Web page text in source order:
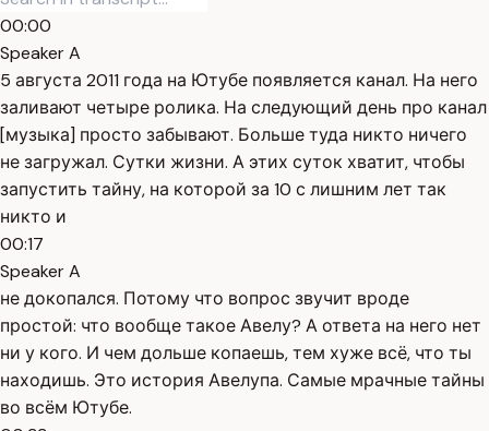
00:00
Speaker A
5 августа 2011 года на Ютубе появляется канал. На него
заливают четыре ролика. На следующий день про канал
[музыка] просто забывают. Больше туда никто ничего
не загружал. Сутки жизни. А этих суток хватит, чтобы
запустить тайну, на которой за 10 с лишним лет так
никто и
00:17
Speaker A
не докопался. Потому что вопрос звучит вроде
простой: что вообще такое Авелу? А ответа на него нет
ни у кого. И чем дольше копаешь, тем хуже всё, что ты
находишь. Это история Авелупа. Самые мрачные тайны
во всём Ютубе.